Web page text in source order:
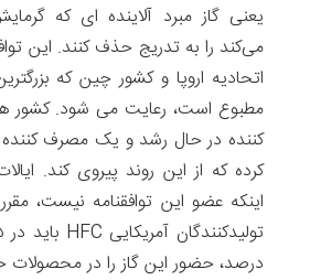
یعنی گاز مبرد آلاینده ای که
می‌کند را به تدریج حذف کنند. این
اتحادیه اروپا و کشور چین که
مطبوع است، رعایت می شود. کشور
کننده در حال رشد و یک مصرف
کرده که از این روند پیروی کند.
اینکه عضو این توافقنامه نیست،
درصد، حضور این گاز را در